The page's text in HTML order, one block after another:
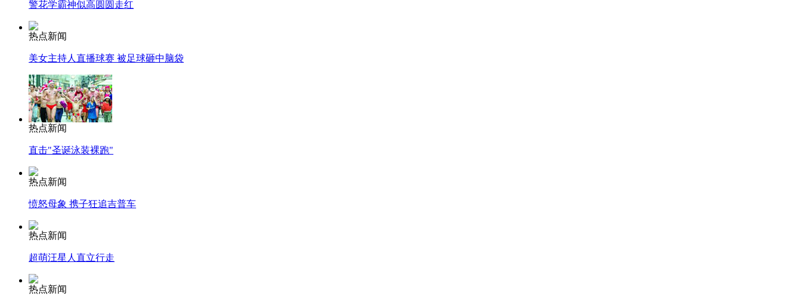
司机酒驾遇交警 急速倒车逃窜
警花学霸神似高圆圆走红
热点新闻
美女主持人直播球赛 被足球砸中脑袋
热点新闻
直击"圣诞泳装裸跑"
热点新闻
愤怒母象 携子狂追吉普车
热点新闻
超萌汪星人直立行走
热点新闻